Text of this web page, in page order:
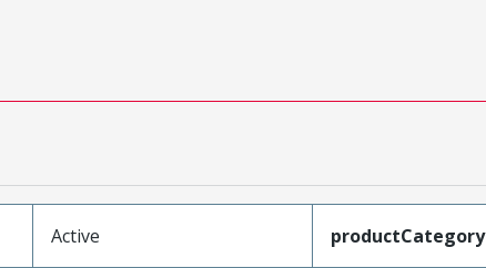
Active productCategory